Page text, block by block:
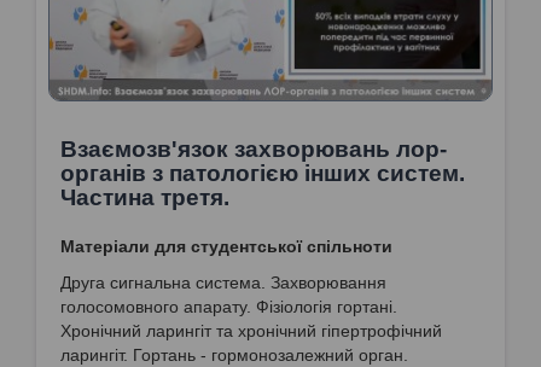
Взаємозв'язок захворювань лор-
органів з патологією інших систем.
Частина третя.
Матеріали для студентської спільноти
Друга сигнальна система. Захворювання
голосомовного апарату. Фізіологія гортані.
Хронічний ларингіт та хронічний гіпертрофічний
ларингіт. Гортань - гормонозалежний орган.